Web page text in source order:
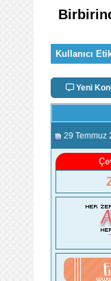
Kullanıcı
Yeni
29 Temmuz